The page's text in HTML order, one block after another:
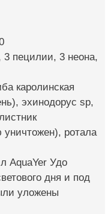
3 пецилии, 3 неона,
каролинская
эхинодорус sp,
уничтожен), ротала
AquaYer Удо
дня и под
уложены